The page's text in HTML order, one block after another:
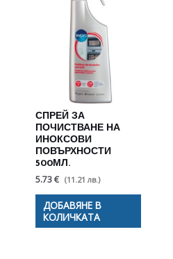
СПРЕЙ ЗА
ПОЧИСТВАНЕ НА
ИНОКСОВИ
ПОВЪРХНОСТИ
500МЛ.
5.73 € (11.21 лв.)
ДОБАВЯНЕ В
КОЛИЧКАТА